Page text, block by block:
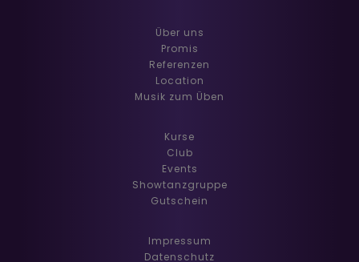
Über uns
Promis
Referenzen
Location
Musik zum Üben
Kurse
Club
Events
Showtanzgruppe
Gutschein
Impressum
Datenschutz